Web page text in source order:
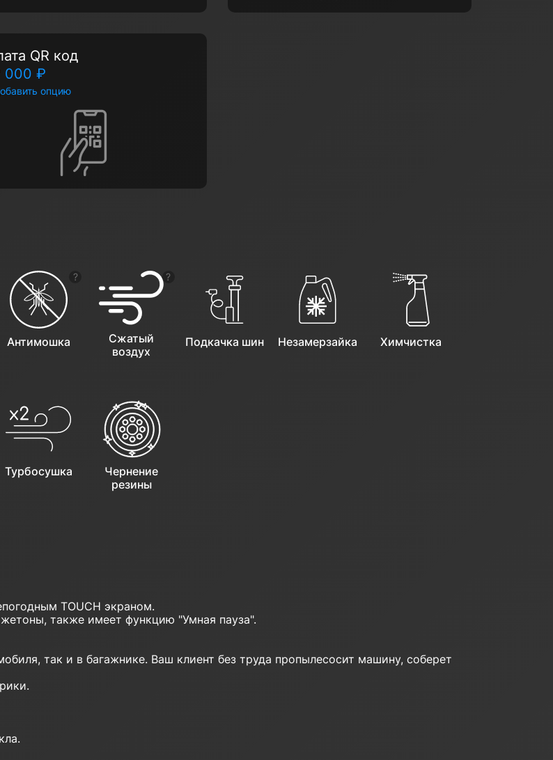
QR код
000 ₽
опцию
Антимошка
Показать подсказку
Сжатый
воздух
Показать подсказку
Подкачка шин Незамерзайка Химчистка
Турбосушка
Чернение
резины
TOUCH экраном.
также имеет функцию "Умная пауза".
так и в багажнике. Ваш клиент без труда пропылесосит машину, соберет